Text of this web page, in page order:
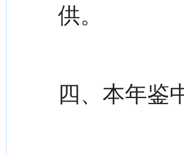
供。
四、本年鉴